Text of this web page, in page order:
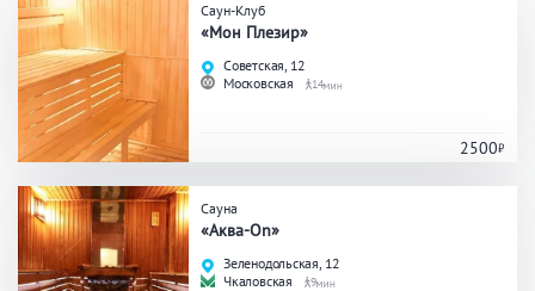
Загородный отдых
Праздник/Корпоратив
Вместимость
до 10 человек
от 20 человек
Саун-Клуб
«Мон Плезир»
Советская, 12
Московская
14
2500
Сауна
«Аква-On»
Зеленодольская, 12
Чкаловская
9